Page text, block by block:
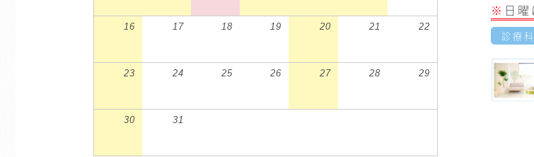
16 17 18 19 20 21 22
23 24 25 26 27 28 29
30 31
※ 日
診療